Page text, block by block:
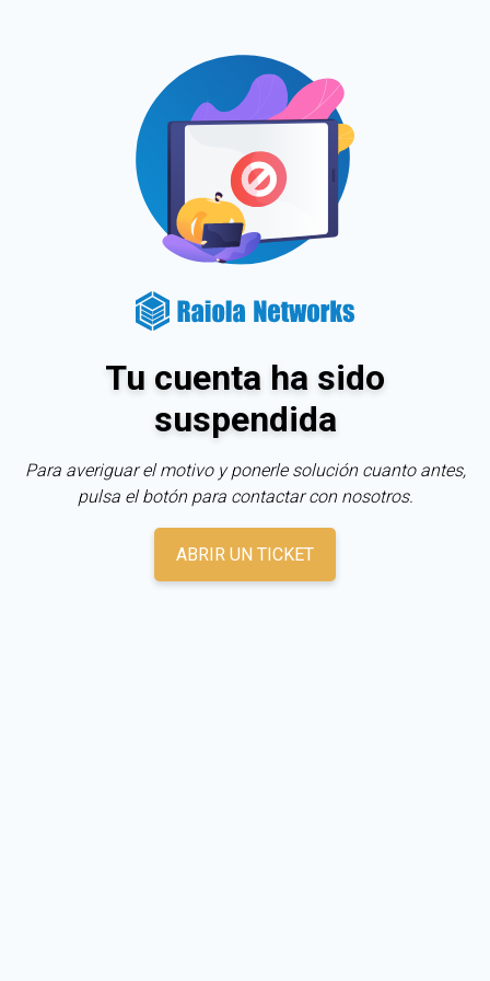
Tu cuenta ha sido
suspendida
Para averiguar el motivo y ponerle solución cuanto antes,
pulsa el botón para contactar con nosotros.
ABRIR UN TICKET